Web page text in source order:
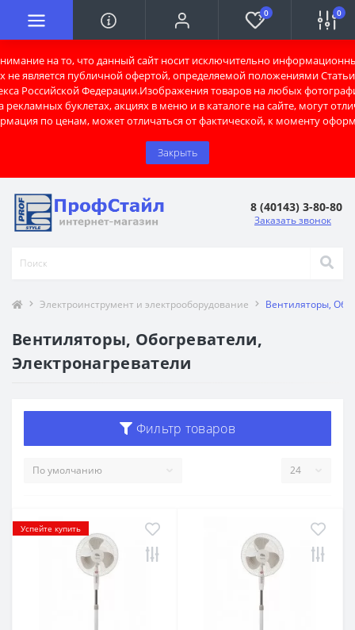
на то, что данный сайт носит исключительно
не является публичной офертой, определяемой положениями Статьи
Российской Федерации.Изображения товаров на любых
рекламных буклетах, акциях в меню и в каталоге на сайте, могут
по ценам, может отличаться от фактической, к моменту
Закрыть
0 0
8 (40143) 3-80-80
Заказать звонок
Электроинструмент и электрооборудование Вентиляторы,
Вентиляторы, Обогреватели,
Электронагреватели
Фильтр товаров
Успейте купить